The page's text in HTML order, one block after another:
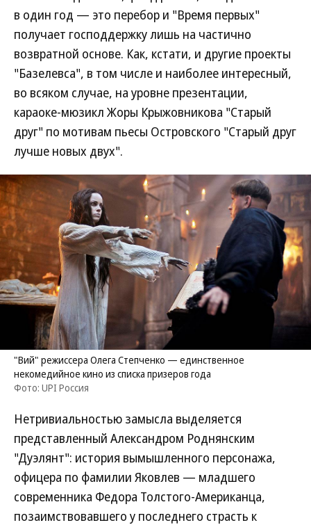
в один год — это перебор и "Время первых"
получает господдержку лишь на частично
возвратной основе. Как, кстати, и другие проекты
"Базелевса", в том числе и наиболее интересный,
во всяком случае, на уровне презентации,
караоке-мюзикл Жоры Крыжовникова "Старый
друг" по мотивам пьесы Островского "Старый друг
лучше новых двух".
"Вий" режиссера Олега Степченко — единственное
некомедийное кино из списка призеров года
Фото: UPI Россия
Нетривиальностью замысла выделяется
представленный Александром Роднянским
"Дуэлянт": история вымышленного персонажа,
офицера по фамилии Яковлев — младшего
современника Федора Толстого-Американца,
позаимствовавшего у последнего страсть к